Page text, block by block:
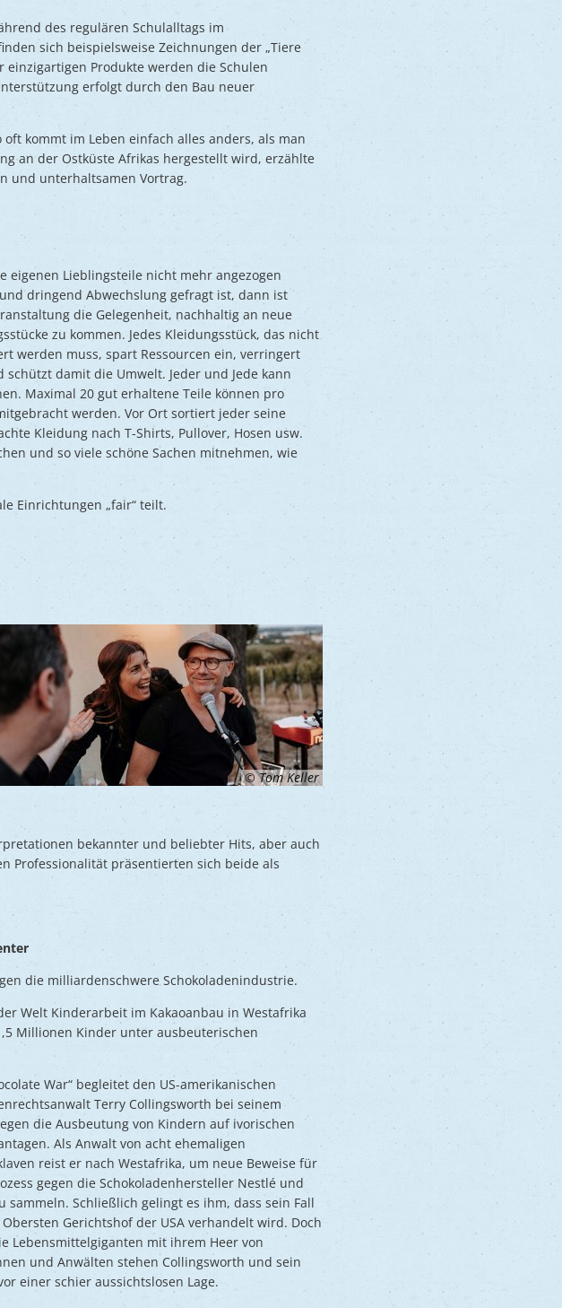
des regulären Schulalltags im
sich beispielsweise Zeichnungen der „Tiere
einzigartigen Produkte werden die Schulen
erfolgt durch den Bau neuer
kommt im Leben einfach alles anders, als man
an der Ostküste Afrikas hergestellt wird, erzählte
und unterhaltsamen Vortrag.
eigenen Lieblingsteile nicht mehr angezogen
dringend Abwechslung gefragt ist, dann ist
die Gelegenheit, nachhaltig an neue
zu kommen. Jedes Kleidungsstück, das nicht
werden muss, spart Ressourcen ein, verringert
schützt damit die Umwelt. Jeder und Jede kann
Maximal 20 gut erhaltene Teile können pro
werden. Vor Ort sortiert jeder seine
Kleidung nach T-Shirts, Pullover, Hosen usw.
und so viele schöne Sachen mitnehmen, wie
Einrichtungen „fair“ teilt.
© Tom Keller
bekannter und beliebter Hits, aber auch
Professionalität präsentierten sich beide als
die milliardenschwere Schokoladenindustrie.
Welt Kinderarbeit im Kakaoanbau in Westafrika
Millionen Kinder unter ausbeuterischen
War“ begleitet den US-amerikanischen
Terry Collingsworth bei seinem
die Ausbeutung von Kindern auf ivorischen
Als Anwalt von acht ehemaligen
reist er nach Westafrika, um neue Beweise für
gegen die Schokoladenhersteller Nestlé und
sammeln. Schließlich gelingt es ihm, dass sein Fall
Gerichtshof der USA verhandelt wird. Doch
Lebensmittelgiganten mit ihrem Heer von
und Anwälten stehen Collingsworth und sein
einer schier aussichtslosen Lage.